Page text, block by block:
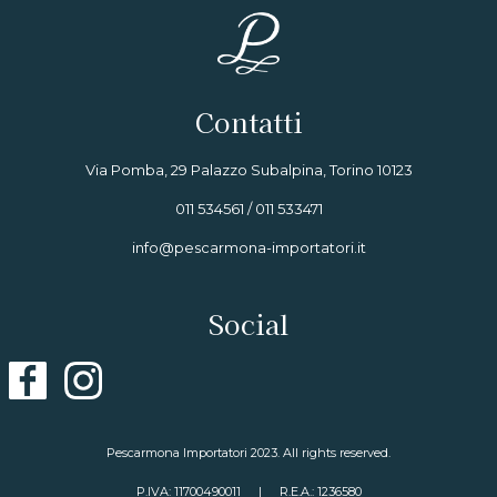
Contatti
Via Pomba, 29 Palazzo Subalpina, Torino 10123
011 534561 / 011 533471
info@pescarmona-importatori.it
Social
Pescarmona Importatori 2023. All rights reserved.
P.IVA: 11700490011 | R.E.A.: 1236580